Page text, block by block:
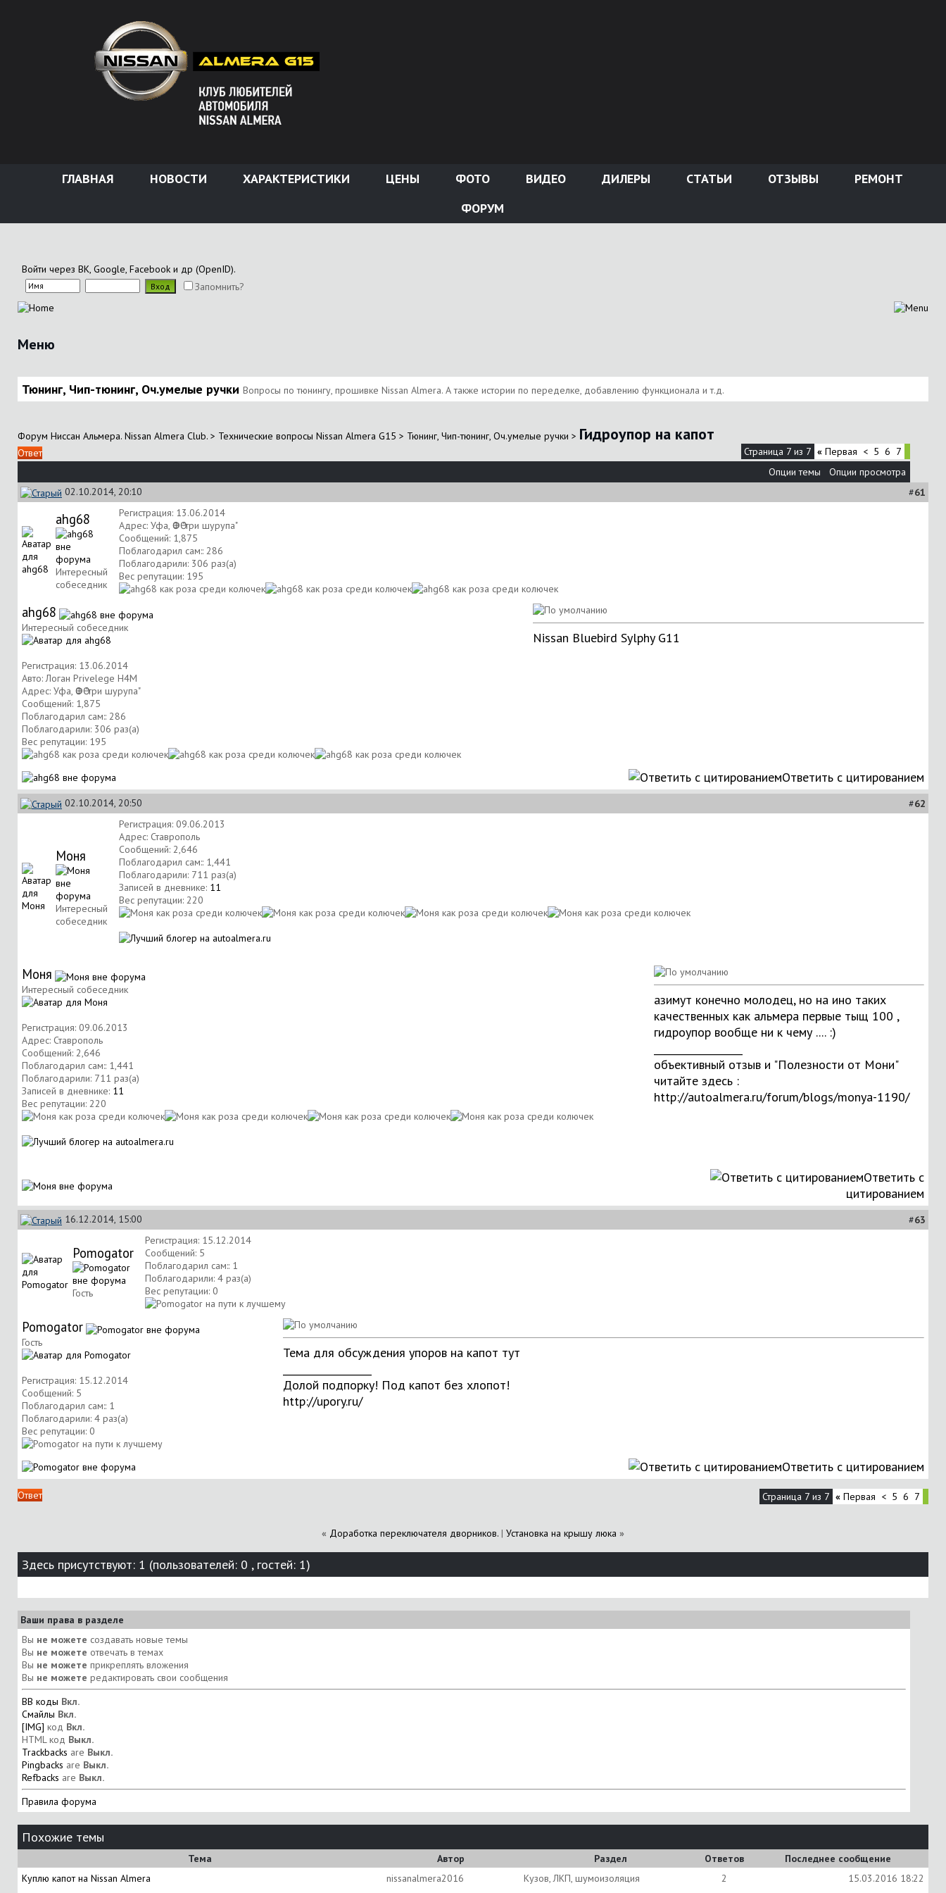
ГЛАВНАЯ НОВОСТИ ХАРАКТЕРИСТИКИ ЦЕНЫ ФОТО ВИДЕО ДИЛЕРЫ СТАТЬИ ОТЗЫВЫ
РЕМОНТ
ФОРУМ
Войти через ВК, Google, Facebook и др (OpenID).
Запомнить?
Меню
Тюнинг, Чип-тюнинг, Оч.умелые ручки Вопросы по тюнингу, прошивке Nissan Almera. А также истории по переделке, добавлению функционала и т.д.
Форум Ниссан Альмера. Nissan Almera Club. > Технические вопросы Nissan Almera G15 > Тюнинг, Чип-тюнинг, Оч.умелые ручки > Гидроупор на капот
Ответ Страница 7 из 7 « Первая < 5 6 7
Опции темы
Опции просмотра
02.10.2014, 20:10
#61
ahg68
Интересный
собеседник
Регистрация: 13.06.2014
Адрес: Уфа, ӨФӨ "три шурупа"
Сообщений: 1,875
Поблагодарил сам:: 286
Поблагодарили: 306 раз(а)
Вес репутации: 195
ahg68
Интересный собеседник
Регистрация: 13.06.2014
Авто: Логан Privelege H4M
Адрес: Уфа, ӨФӨ "три шурупа"
Сообщений: 1,875
Поблагодарил сам:: 286
Поблагодарили: 306 раз(а)
Вес репутации: 195
Nissan Bluebird Sylphy G11
Ответить с цитированием
02.10.2014, 20:50 #62
Моня
Интересный
собеседник
Регистрация: 09.06.2013
Адрес: Ставрополь
Сообщений: 2,646
Поблагодарил сам:: 1,441
Поблагодарили: 711 раз(а)
Записей в дневнике: 11
Вес репутации: 220
Моня
Интересный собеседник
Регистрация: 09.06.2013
Адрес: Ставрополь
Сообщений: 2,646
Поблагодарил сам:: 1,441
Поблагодарили: 711 раз(а)
Записей в дневнике: 11
Вес репутации: 220
азимут конечно молодец, но на ино таких
качественных как альмера первые тыщ 100 ,
гидроупор вообще ни к чему .... :)
объективный отзыв и "Полезности от Мони"
читайте здесь :
http://autoalmera.ru/forum/blogs/monya-1190/
Ответить с
цитированием
16.12.2014, 15:00 #63
Pomogator
Гость
Регистрация: 15.12.2014
Сообщений: 5
Поблагодарил сам:: 1
Поблагодарили: 4 раз(а)
Вес репутации: 0
Pomogator
Гость
Регистрация: 15.12.2014
Сообщений: 5
Поблагодарил сам:: 1
Поблагодарили: 4 раз(а)
Вес репутации: 0
Тема для обсуждения упоров на капот тут
Долой подпорку! Под капот без хлопот!
http://upory.ru/
Ответить с цитированием
Ответ Страница 7 из 7 « Первая < 5 6 7
« Доработка переключателя дворников. | Установка на крышу люка »
Здесь присутствуют: 1 (пользователей: 0 , гостей: 1)
Ваши права в разделе
Вы не можете создавать новые темы
Вы не можете отвечать в темах
Вы не можете прикреплять вложения
Вы не можете редактировать свои сообщения
BB коды Вкл.
Смайлы Вкл.
[IMG] код Вкл.
HTML код Выкл.
Trackbacks are Выкл.
Pingbacks are Выкл.
Refbacks are Выкл.
Правила форума
Похожие темы
Тема Автор Раздел Ответов
Последнее сообщение
Куплю капот на Nissan Almera
nissanalmera2016 Кузов, ЛКП, шумоизоляция 2 15.03.2016 18:22